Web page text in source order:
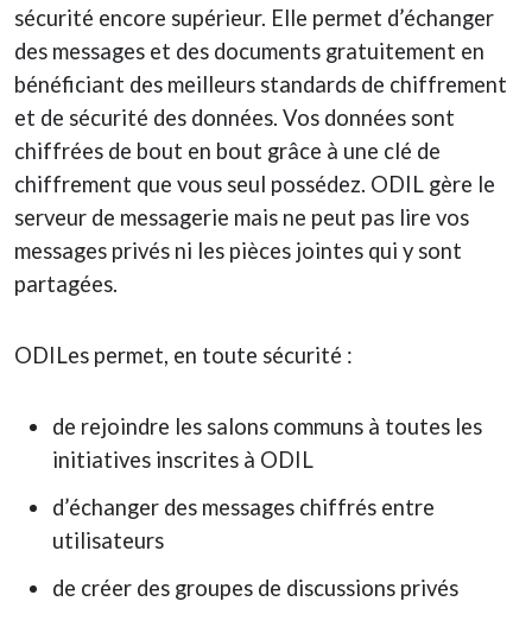
sécurité encore supérieur. Elle permet d’échanger
des messages et des documents gratuitement en
bénéficiant des meilleurs standards de chiffrement
et de sécurité des données. Vos données sont
chiffrées de bout en bout grâce à une clé de
chiffrement que vous seul possédez. ODIL gère le
serveur de messagerie mais ne peut pas lire vos
messages privés ni les pièces jointes qui y sont
partagées.
ODILes permet, en toute sécurité :
de rejoindre les salons communs à toutes les
initiatives inscrites à ODIL
d’échanger des messages chiffrés entre
utilisateurs
de créer des groupes de discussions privés